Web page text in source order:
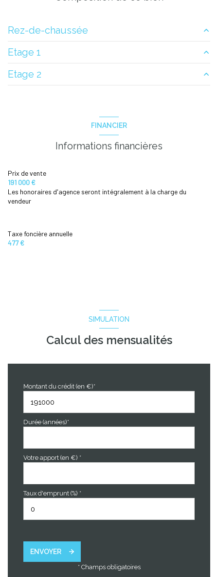
Rez-de-chaussée
Salon/Sejour/Cuisine
WC 1.5 m²
Etage 1
chambre
Etage 2
FINANCIER
Informations financières
Prix de vente
191 000 €
Les honoraires d'agence seront intégralement à la charge du
vendeur
Taxe foncière annuelle
477 €
SIMULATION
Calcul des mensualités
Montant du crédit (en €)*
Durée (années)*
Votre apport (en €) *
Taux d'emprunt (%) *
ENVOYER
* Champs obligatoires